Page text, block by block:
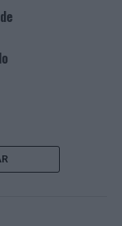
PSP
Caninas